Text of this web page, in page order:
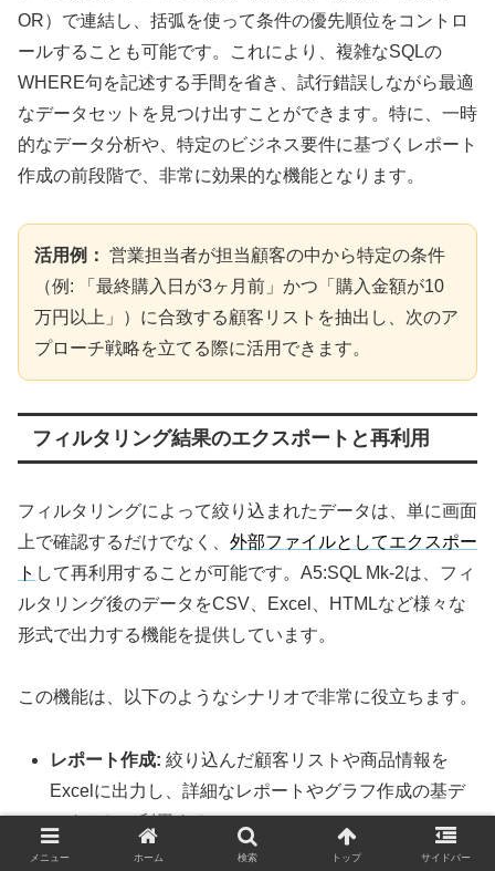
OR）で連結し、括弧を使って条件の優先順位をコントロ
ールすることも可能です。これにより、複雑なSQLの
WHERE句を記述する手間を省き、試行錯誤しながら最適
なデータセットを見つけ出すことができます。特に、一時
的なデータ分析や、特定のビジネス要件に基づくレポート
作成の前段階で、非常に効果的な機能となります。
活用例： 営業担当者が担当顧客の中から特定の条件
（例: 「最終購入日が3ヶ月前」かつ「購入金額が10
万円以上」）に合致する顧客リストを抽出し、次のア
プローチ戦略を立てる際に活用できます。
フィルタリング結果のエクスポートと再利用
フィルタリングによって絞り込まれたデータは、単に画面
上で確認するだけでなく、 外部ファイルとしてエクスポー
ト して再利用することが可能です。A5:SQL Mk-2は、フィ
ルタリング後のデータをCSV、Excel、HTMLなど様々な
形式で出力する機能を提供しています。
この機能は、以下のようなシナリオで非常に役立ちます。
レポート作成: 絞り込んだ顧客リストや商品情報を
Excelに出力し、詳細なレポートやグラフ作成の基デ
ータとして利用する。
他システム連携:
特定の条件で抽出したデータをCSV
メニュー ホーム 検索 トップ サイドバー